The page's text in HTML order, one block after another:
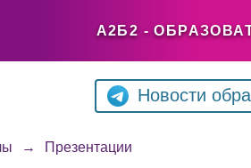
А2Б2 -
Новости
→ Презентации